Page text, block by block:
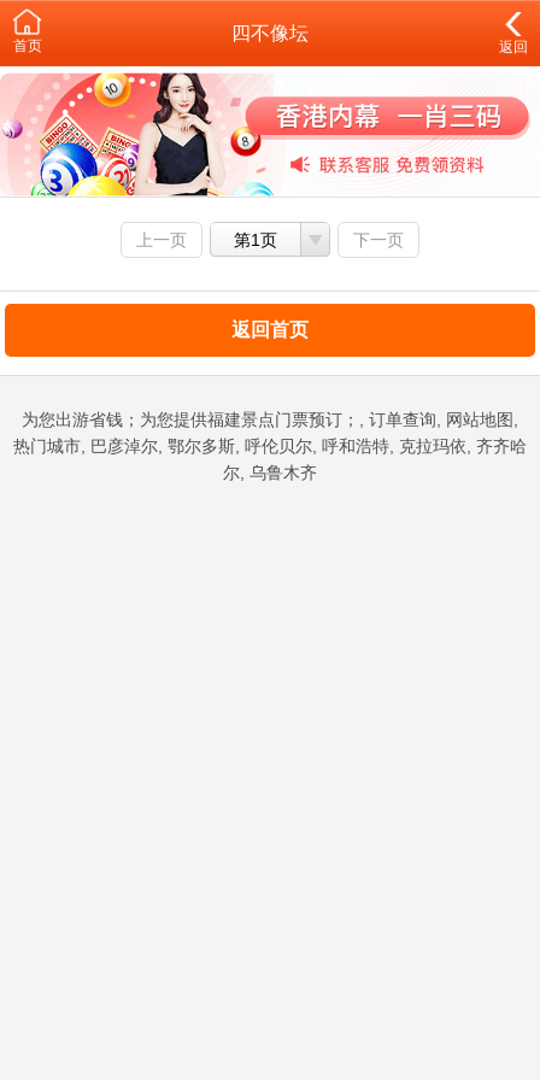
首页
四不像坛
返回
上一页 第1页 下一页
返回首页
为您出游省钱；为您提供福建景点门票预订；, 订单查询, 网站地图,
热门城市, 巴彦淖尔, 鄂尔多斯, 呼伦贝尔, 呼和浩特, 克拉玛依, 齐齐哈
尔, 乌鲁木齐